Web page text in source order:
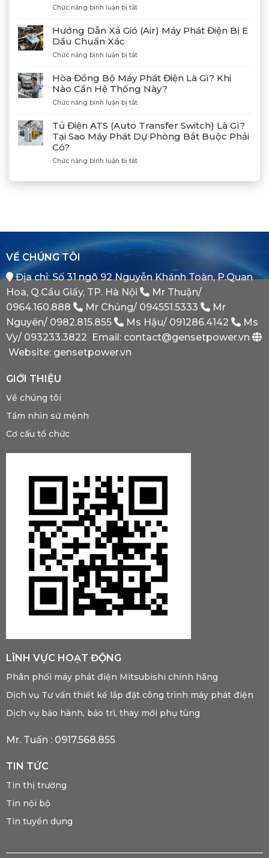
Phát
MGS2300R
Cảng
Chức năng bình luận bị tắtở
Gỡ
Và
Nối
Tác
Cùng
Tân
Giám
Mitsubishi
Heavy
Industries
Khẳng
Vị
Của
Bình
Minh
Hướng Dẫn Xả Gió (Air) Máy Phát Điện Bị E
Dầu Chuẩn Xác
Chức năng bình luận bị tắtở
Dẫn
Xả
Gió
(Air)
Phát
Điện
Bị
Dầu
Xác
Hòa Đồng Bộ Máy Phát Điện Là Gì? Khi
Nào Cần Hệ Thống Này?
Chức năng bình luận bị tắtở
Đồng
Bộ
Máy
Điện
Tủ Điện ATS (Auto Transfer Switch) Là Gì?
Tại Sao Máy Phát Dự Phòng Bắt Buộc Phải
Có?
Chức năng bình luận bị tắtở
Điện
Tại
Sao
Phát
Dự
Phòng
Bắt
Phải
Có?
VỀ CHÚNG TÔI
Địa chỉ: Số 31 ngõ 92 Nguyễn Khánh Toàn, P.Quan
Hoa, Q.Cầu Giấy, TP. Hà Nội
Mr Thuận/
0964.160.888
Mr Chủng/ 094551.5333
Mr
Nguyên/ 0982.815.855 Ms Hậu/ 091286.4142
Ms
Vy/ 093233.3822 Email: contact@gensetpower.vn
Website: gensetpower.vn
GIỚI THIỆU
Về chúng tôi
Tầm nhìn sứ mệnh
Cơ cấu tổ chức
LĨNH VỰC HOẠT ĐỘNG
Phân phối máy phát điện Mitsubishi chính hãng
Dịch vụ Tư vấn thiết kế lắp đặt công trình máy phát điện
Dịch vụ bảo hành, bảo trì, thay mới phụ tùng
Mr. Tuấn : 0917.568.855
TIN TỨC
Tin thị trường
Tin nội bộ
Tin tuyển dụng